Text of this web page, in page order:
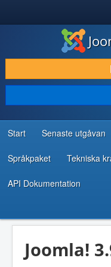
LADDA NER & UTÖKA
UPPTÄCK & LÄR
GEMENSKAP & SUPPORT
RESURSER FÖR
Start Senaste utgåvan
Språkpaket Tekniska
API Dokumentation
Joomla!